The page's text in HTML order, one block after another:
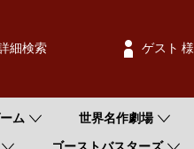
細検索 ゲスト 様
ム 世界名作劇場